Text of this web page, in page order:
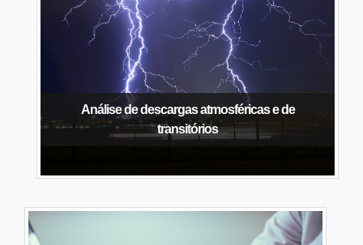
Análise de descargas atmosféricas e de
transitórios